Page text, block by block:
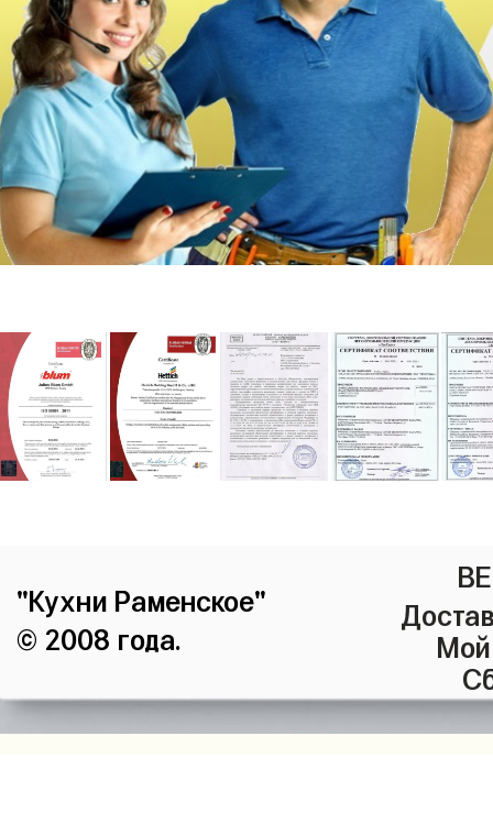
"Кухни Раменское"
© 2008 года.